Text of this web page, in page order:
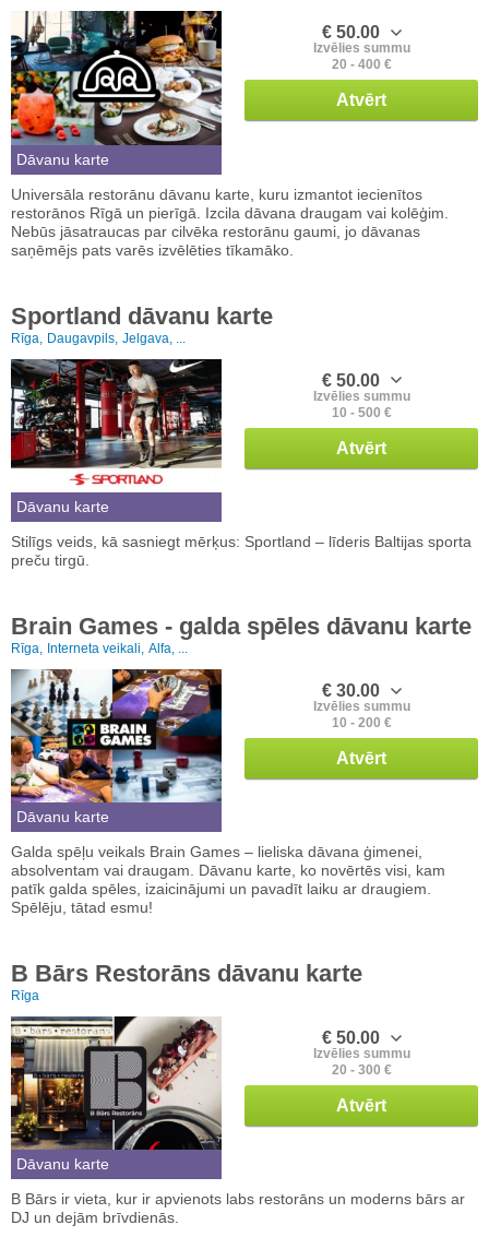
Dāvanu karte
€ 50.00
Izvēlies summu
20 - 400 €
Atvērt
Universāla restorānu dāvanu karte, kuru izmantot iecienītos
restorānos Rīgā un pierīgā. Izcila dāvana draugam vai kolēģim.
Nebūs jāsatraucas par cilvēka restorānu gaumi, jo dāvanas
saņēmējs pats varēs izvēlēties tīkamāko.
Sportland dāvanu karte
Rīga, Daugavpils, Jelgava, ...
Dāvanu karte
€ 50.00
Izvēlies summu
10 - 500 €
Atvērt
Stilīgs veids, kā sasniegt mērķus: Sportland – līderis Baltijas sporta
preču tirgū.
Brain Games - galda spēles dāvanu karte
Rīga, Interneta veikali, Alfa, ...
Dāvanu karte
€ 30.00
Izvēlies summu
10 - 200 €
Atvērt
Galda spēļu veikals Brain Games – lieliska dāvana ģimenei,
absolventam vai draugam. Dāvanu karte, ko novērtēs visi, kam
patīk galda spēles, izaicinājumi un pavadīt laiku ar draugiem.
Spēlēju, tātad esmu!
B Bārs Restorāns dāvanu karte
Rīga
Dāvanu karte
€ 50.00
Izvēlies summu
20 - 300 €
Atvērt
B Bārs ir vieta, kur ir apvienots labs restorāns un moderns bārs ar
DJ un dejām brīvdienās.